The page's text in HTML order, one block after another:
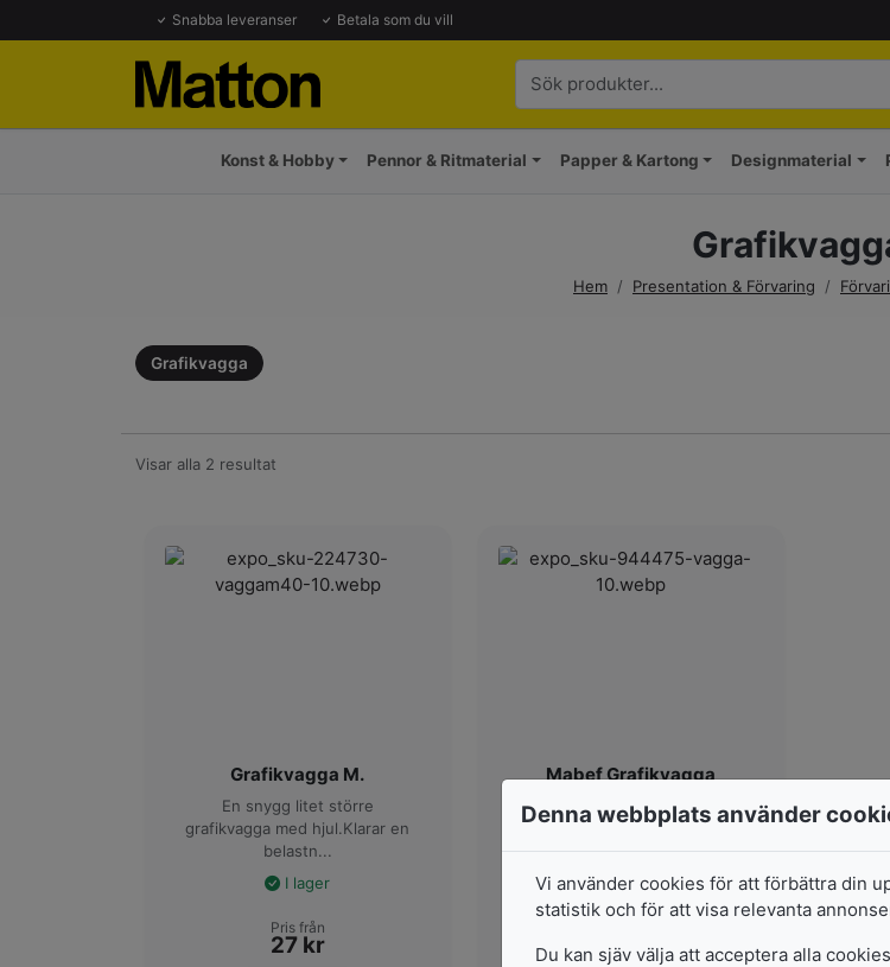
Snabba leveranser Betala som du vill
Konst & Hobby Pennor & Ritmaterial Papper & Kartong Designmaterial
Hem / Presentation & Förvaring /
Grafikvagga
Visar alla 2 resultat
Grafikvagga M.
En snygg litet större
grafikvagga med hjul.Klarar en
belastn...
I lager
Pris från
27 kr
Mabef Grafikvagga
m/38
I lager
1 495kr
Denna webbplats använder
Vi använder cookies för att förbättra din
statistik och för att visa relevanta
Du kan sjäv välja att acceptera alla